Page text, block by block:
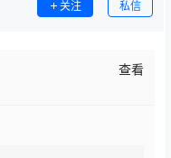
关注 私信
查看